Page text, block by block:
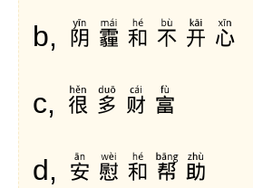
b, 阴霾和不开心
c, 很多财富
d, 安慰和帮助